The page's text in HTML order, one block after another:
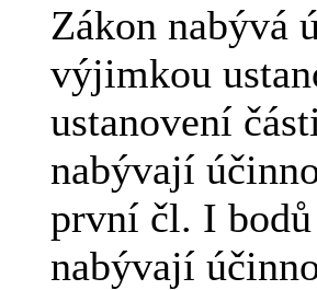
Zákon nabývá
výjimkou
ustanovení
nabývají
první čl. I bodů
nabývají